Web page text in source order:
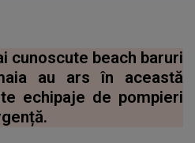
cunoscute beach baruri
au ars în această
echipaje de pompieri